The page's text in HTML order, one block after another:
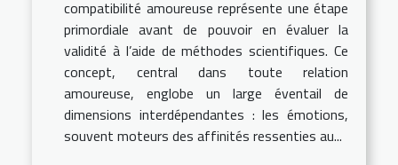
compatibilité amoureuse représente une étape
primordiale avant de pouvoir en évaluer la
validité à l’aide de méthodes scientifiques. Ce
concept, central dans toute relation
amoureuse, englobe un large éventail de
dimensions interdépendantes : les émotions,
souvent moteurs des affinités ressenties au...